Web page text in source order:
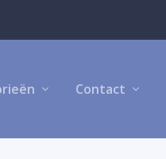
Contact